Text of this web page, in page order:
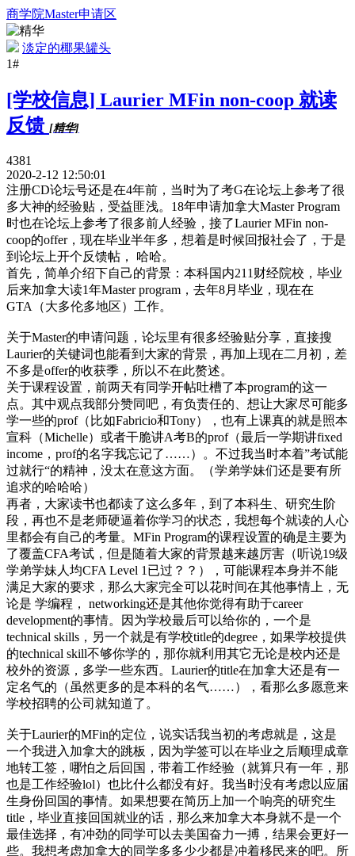
商学院Master申请区
淡定的椰果罐头
1#
[学校信息] Laurier MFin non-coop 就读
反馈 [精华]
4381
2020-2-12 12:50:01
注册CD论坛号还是在4年前，当时为了考G在论坛上参考了很
多大神的经验贴，受益匪浅。18年申请加拿大Master Program
时也在论坛上参考了很多前人经验，接了Laurier MFin non-
coop的offer，现在毕业半年多，想着是时候回报社会了，于是
到论坛上开个反馈帖， 哈哈。
首先，简单介绍下自己的背景：本科国内211财经院校，毕业
后来加拿大读1年Master program，去年8月毕业，现在在
GTA（大多伦多地区）工作。
关于Master的申请问题，论坛里有很多经验贴分享，直接搜
Laurier的关键词也能看到大家的背景，再加上现在二月初，差
不多是offer的收获季，所以不在此赘述。
关于课程设置，前两天有同学开帖吐槽了本program的这一
点。其中观点我部分赞同吧，有负责任的、想让大家尽可能多
学一些的prof（比如Fabricio和Tony），也有上课真的就是照本
宣科（Michelle）或者干脆讲A考B的prof（最后一学期讲fixed
income，prof的名字我忘记了……）。不过我当时本着”考试能
过就行“的精神，没太在意这方面。（学弟学妹们还是要有所
追求的哈哈哈）
再者，大家读书也都读了这么多年，到了本科生、研究生阶
段，再也不是老师硬逼着你学习的状态，我想每个就读的人心
里都会有自己的考量。MFin Program的课程设置的确是主要为
了覆盖CFA考试，但是随着大家的背景越来越厉害（听说19级
学弟学妹人均CFA Level 1已过？？），可能课程本身并不能
满足大家的要求，那么大家完全可以花时间在其他事情上，无
论是 学编程， networking还是其他你觉得有助于career
development的事情。因为学校最后可以给你的，一个是
technical skills，另一个就是有学校title的degree，如果学校提供
的technical skill不够你学的，那你就利用其它无论是校内还是
校外的资源，多学一些东西。Laurier的title在加拿大还是有一
定名气的（虽然更多的是本科的名气……），看那么多愿意来
学校招聘的公司就知道了。
关于Laurier的MFin的定位，说实话我当初的考虑就是，这是
一个我进入加拿大的跳板，因为学签可以在毕业之后顺理成章
地转工签，哪怕之后回国，带着工作经验（就算只有一年，那
也是工作经验lol）也比什么都没有好。我当时没有考虑以应届
生身份回国的事情。如果想要在简历上加一个响亮的研究生
title，毕业直接回国就业的话，那么来加拿大本身就不是一个
最佳选择，有冲劲的同学可以去美国奋力一搏，结果会更好一
些。我想考虑加拿大的同学多多少少都是冲着移民来的吧。所